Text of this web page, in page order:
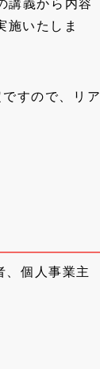
講義から内容
施いたしま
すので、リア
、個人事業主